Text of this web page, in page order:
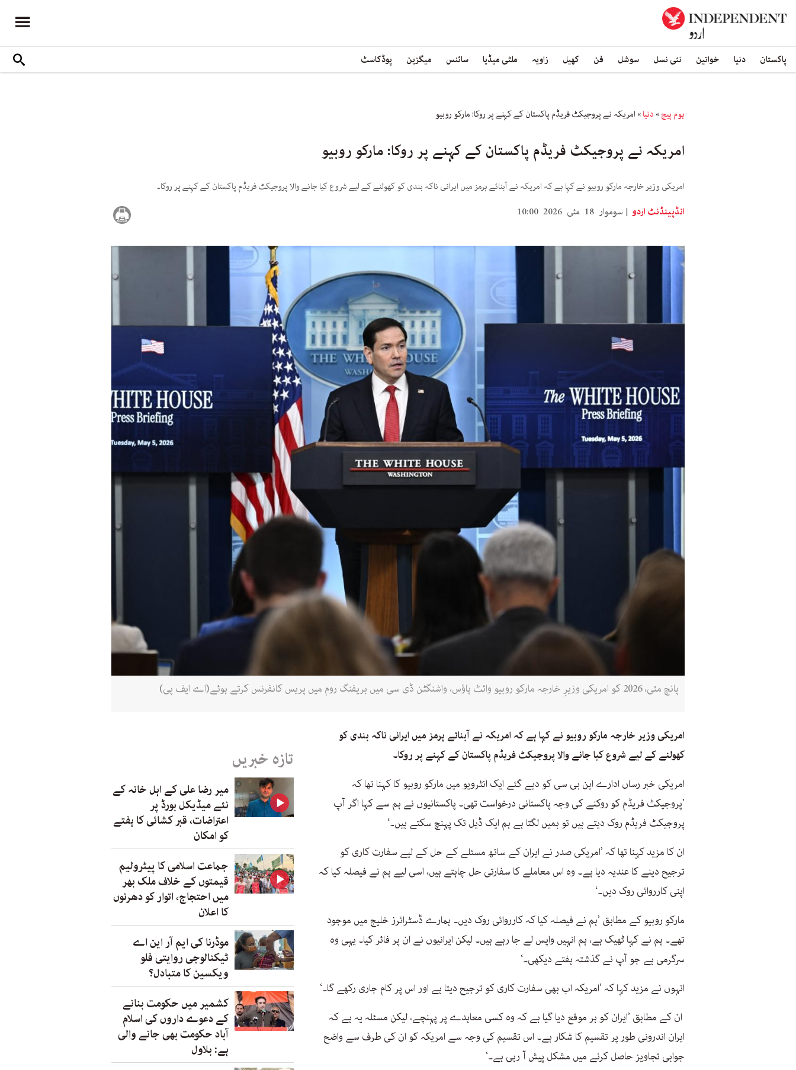
پاکستان دنیا خواتین نئی نسل سوشل فن کھیل زاویہ ملٹی میڈیا سائنس میگزین پوڈکاسٹ
ہوم پیچ» دنیا» امریکہ نے پروجیکٹ فریڈم پاکستان کے کہنے پر روکا: مارکو روبیو
امریکہ نے پروجیکٹ فریڈم پاکستان کے کہنے پر روکا: مارکو روبیو
امریکی وزیر خارجہ مارکو روبیو نے کہا ہے کہ امریکہ نے آبنائے ہرمز میں ایرانی ناکہ بندی کو کھولنے کے لیے شروع کیا جانے والا پروجیکٹ فریڈم پاکستان کے کہنے پر روکا۔
انڈپینڈنٹ اردو سوموار 18 مئی 2026 10:00
پانچ مئی، 2026 کو امریکی وزیرِ خارجہ مارکو روبیو وائٹ ہاؤس، واشنگٹن ڈی سی میں بریفنگ روم میں پریس کانفرنس کرتے ہوئے(اے ایف پی)
امریکی وزیر خارجہ مارکو روبیو نے کہا ہے کہ امریکہ نے آبنائے ہرمز میں ایرانی ناکہ بندی کو
کھولنے کے لیے شروع کیا جانے والا پروجیکٹ فریڈم پاکستان کے کہنے پر روکا۔
امریکی خبر رساں ادارے این بی سی کو دیے گئے ایک انٹرویو میں مارکو روبیو کا کہنا تھا کہ
’پروجیکٹ فریڈم کو روکنے کی وجہ پاکستانی درخواست تھی۔ پاکستانیوں نے ہم سے کہا اگر آپ
پروجیکٹ فریڈم روک دیتے ہیں تو ہمیں لگتا ہے ہم ایک ڈیل تک پہنچ سکتے ہیں۔‘
ان کا مزید کہنا تھا کہ ’امریکی صدر نے ایران کے ساتھ مسئلے کے حل کے لیے سفارت کاری کو
ترجیح دینے کا عندیہ دیا ہے۔ وہ اس معاملے کا سفارتی حل چاہتے ہیں، اسی لیے ہم نے فیصلہ کیا کہ
اپنی کارروائی روک دیں۔‘
مارکو روبیو کے مطابق ’ہم نے فیصلہ کیا کہ کارروائی روک دیں۔ ہمارے ڈسٹرائرز خلیج میں موجود
تھے۔ ہم نے کہا ٹھیک ہے، ہم انہیں واپس لے جا رہے ہیں۔ لیکن ایرانیوں نے ان پر فائر کیا۔ یہی وہ
سرگرمی ہے جو آپ نے گذشتہ ہفتے دیکھی۔‘
انہوں نے مزید کہا کہ ’امریکہ اب بھی سفارت کاری کو ترجیح دیتا ہے اور اس پر کام جاری رکھے گا۔‘
ان کے مطابق ’ایران کو ہر موقع دیا گیا ہے کہ وہ کسی معاہدے پر پہنچے، لیکن مسئلہ یہ ہے کہ
ایران اندرونی طور پر تقسیم کا شکار ہے۔ اس تقسیم کی وجہ سے امریکہ کو ان کی طرف سے واضح
جوابی تجاویز حاصل کرنے میں مشکل پیش آ رہی ہے۔‘
تازہ خبریں
میر رضا علی کے اہل خانہ کے
نئے میڈیکل بورڈ پر
اعتراضات، قبر کشائی کا ہفتے
کو امکان
جماعت اسلامی کا پیٹرولیم
قیمتوں کے خلاف ملک بھر
میں احتجاج، اتوار کو دھرنوں
کا اعلان
موڈرنا کی ایم آر این اے
ٹیکنالوجی روایتی فلو
ویکسین کا متبادل؟
کشمیر میں حکومت بنانے
کے دعوے داروں کی اسلام
آباد حکومت بھی جانے والی
ہے: بلاول